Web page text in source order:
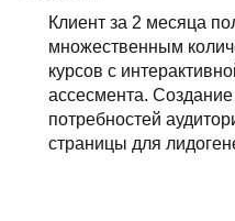
Клиент за 2 месяца
множественным
курсов с
ассесмента. Создание
потребностей
страницы для